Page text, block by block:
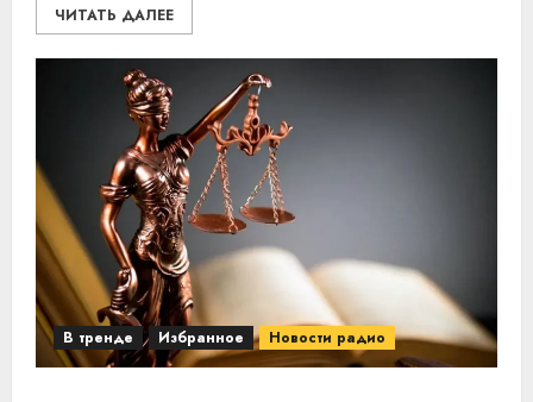
ЧИТАТЬ ДАЛЕЕ
В тренде Избранное Новости радио